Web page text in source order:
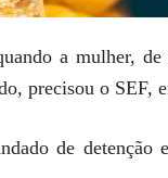
a mulher,
precisou o SEF,
de